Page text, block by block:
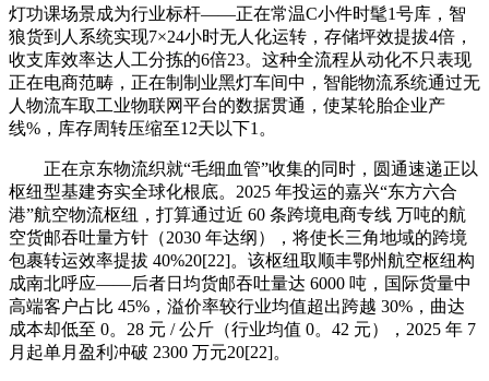
灯功课场景成为行业标杆——正在常温C小件时髦1号库，智
狼货到人系统实现7×24小时无人化运转，存储坪效提拔4倍，
收支库效率达人工分拣的6倍23。这种全流程从动化不只表现
正在电商范畴，正在制制业黑灯车间中，智能物流系统通过无
人物流车取工业物联网平台的数据贯通，使某轮胎企业产
线%，库存周转压缩至12天以下1。
正在京东物流织就“毛细血管”收集的同时，圆通速递正以
枢纽型基建夯实全球化根底。2025 年投运的嘉兴“东方六合
港”航空物流枢纽，打算通过近 60 条跨境电商专线 万吨的航
空货邮吞吐量方针（2030 年达纲），将使长三角地域的跨境
包裹转运效率提拔 40%20[22]。该枢纽取顺丰鄂州航空枢纽构
成南北呼应——后者日均货邮吞吐量达 6000 吨，国际货量中
高端客户占比 45%，溢价率较行业均值超出跨越 30%，曲达
成本却低至 0。28 元 / 公斤（行业均值 0。42 元），2025 年 7
月起单月盈利冲破 2300 万元20[22]。